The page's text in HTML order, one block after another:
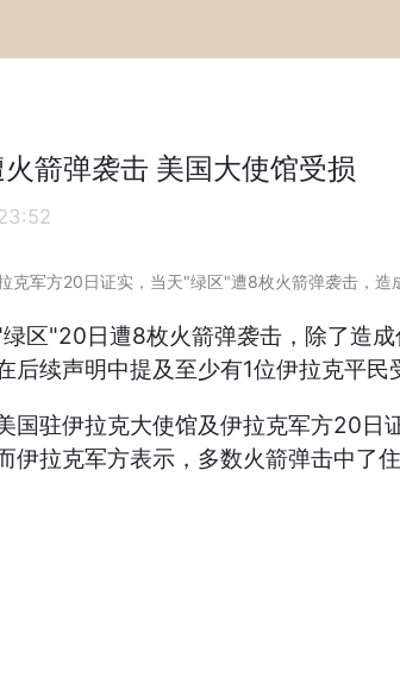
火箭弹袭击 美国大使馆受损
克军方20日证实，当天"绿区"遭8枚火箭弹袭击，
区"20日遭8枚火箭弹袭击，除了造
后续声明中提及至少有1位伊拉克平
国驻伊拉克大使馆及伊拉克军方20
伊拉克军方表示，多数火箭弹击中了